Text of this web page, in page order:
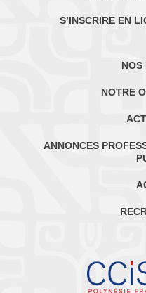
S’INSCRIRE EN
NOS
NOTRE
ANNONCES